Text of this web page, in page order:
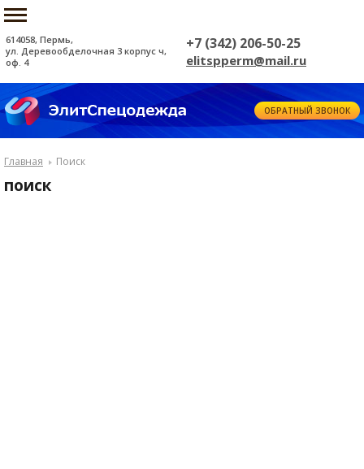
614058, Пермь,
ул. Деревообделочная 3 корпус ч,
оф. 4
+7 (342) 206-50-25
elitspperm@mail.ru
ОБРАТНЫЙ ЗВОНОК
Главная Поиск
поиск